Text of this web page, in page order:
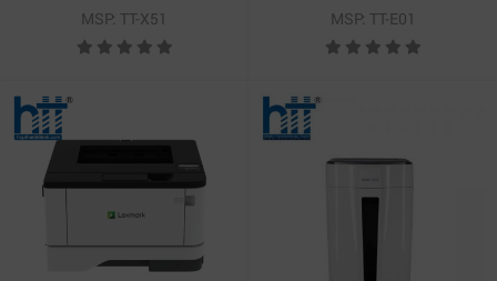
MSP: TT-X51 MSP: TT-E01